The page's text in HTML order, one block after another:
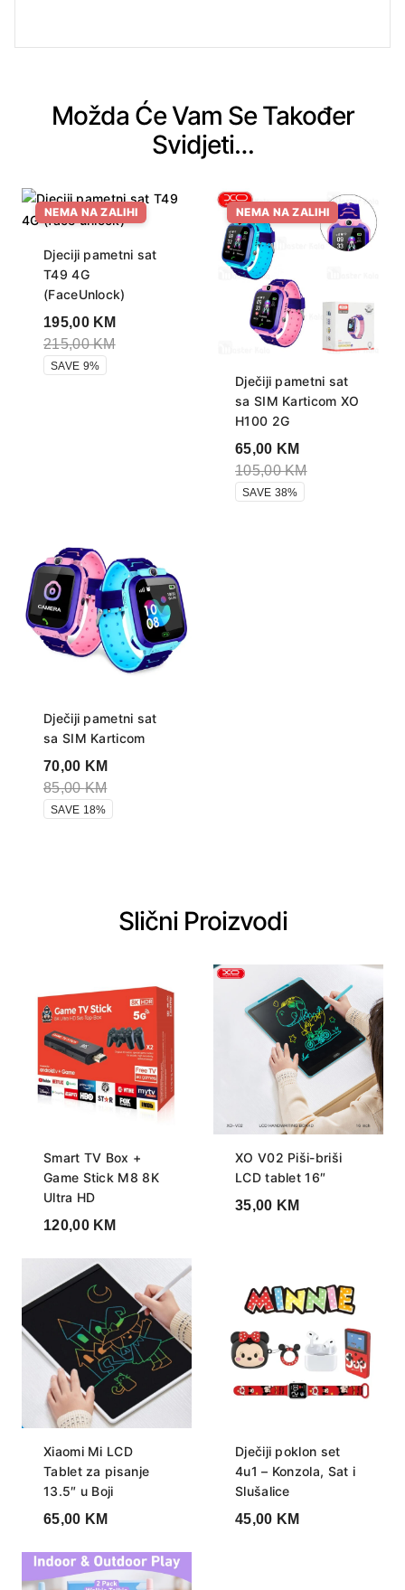
Možda Će Vam Se Također
Svidjeti…
NEMA NA ZALIHI
Djeciji pametni sat
T49 4G
(FaceUnlock)
195,00 KM
215,00KM
SAVE 9%
NEMA NA ZALIHI
Dječiji pametni sat
sa SIM Karticom XO
H100 2G
65,00 KM
105,00KM
SAVE 38%
Dječiji pametni sat
sa SIM Karticom
70,00 KM
85,00KM
SAVE 18%
Slični Proizvodi
Smart TV Box +
Game Stick M8 8K
Ultra HD
120,00 KM
XO V02 Piši-briši
LCD tablet 16″
35,00 KM
Xiaomi Mi LCD
Tablet za pisanje
13.5″ u Boji
65,00 KM
Dječiji poklon set
4u1 – Konzola, Sat i
Slušalice
45,00 KM